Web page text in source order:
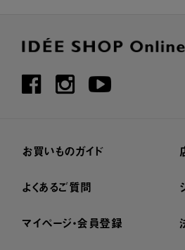
お買いものガイド
よくあるご質問
マイページ・会員登録